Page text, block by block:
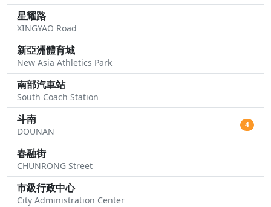
星耀路
XINGYAO Road
新亞洲體育城
New Asia Athletics Park
南部汽車站
South Coach Station
斗南
DOUNAN
4
春融街
CHUNRONG Street
市級行政中心
City Administration Center